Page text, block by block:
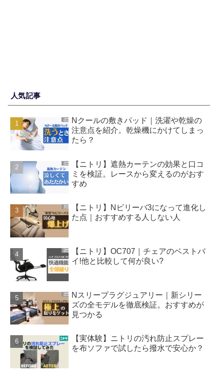
人気記事
Nクールの敷きパッド｜洗濯や乾燥の
注意点を紹介。乾燥機にかけてしまっ
たら？
【ニトリ】遮熱カーテンの効果と口コ
ミを検証。レースから変えるのがおす
すめ
【ニトリ】Nビリーバ3になって進化し
た点｜おすすめする人しない人
【ニトリ】OC707｜チェアのベストバ
イ!他と比較して何が良い?
Nスリープラグジュアリー｜新シリー
ズの全モデルを徹底検証。おすすめが
見つかる
【実体験】ニトリの汚れ防止スプレー
を布ソファで試したら撥水で安心か？